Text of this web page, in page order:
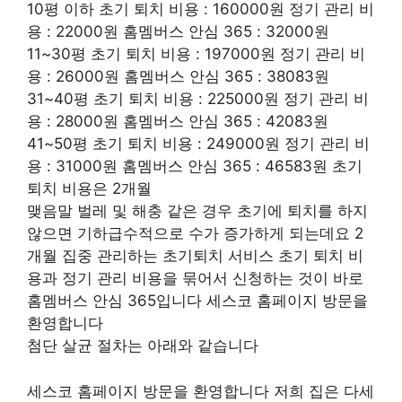
10평 이하 초기 퇴치 비용 : 160000원 정기 관리 비
용 : 22000원 홈멤버스 안심 365 : 32000원
11~30평 초기 퇴치 비용 : 197000원 정기 관리 비
용 : 26000원 홈멤버스 안심 365 : 38083원
31~40평 초기 퇴치 비용 : 225000원 정기 관리 비
용 : 28000원 홈멤버스 안심 365 : 42083원
41~50평 초기 퇴치 비용 : 249000원 정기 관리 비
용 : 31000원 홈멤버스 안심 365 : 46583원 초기
퇴치 비용은 2개월
맺음말 벌레 및 해충 같은 경우 초기에 퇴치를 하지
않으면 기하급수적으로 수가 증가하게 되는데요 2
개월 집중 관리하는 초기퇴치 서비스 초기 퇴치 비
용과 정기 관리 비용을 묶어서 신청하는 것이 바로
홈멤버스 안심 365입니다 세스코 홈페이지 방문을
환영합니다
첨단 살균 절차는 아래와 같습니다
세스코 홈페이지 방문을 환영합니다 저희 집은 다세